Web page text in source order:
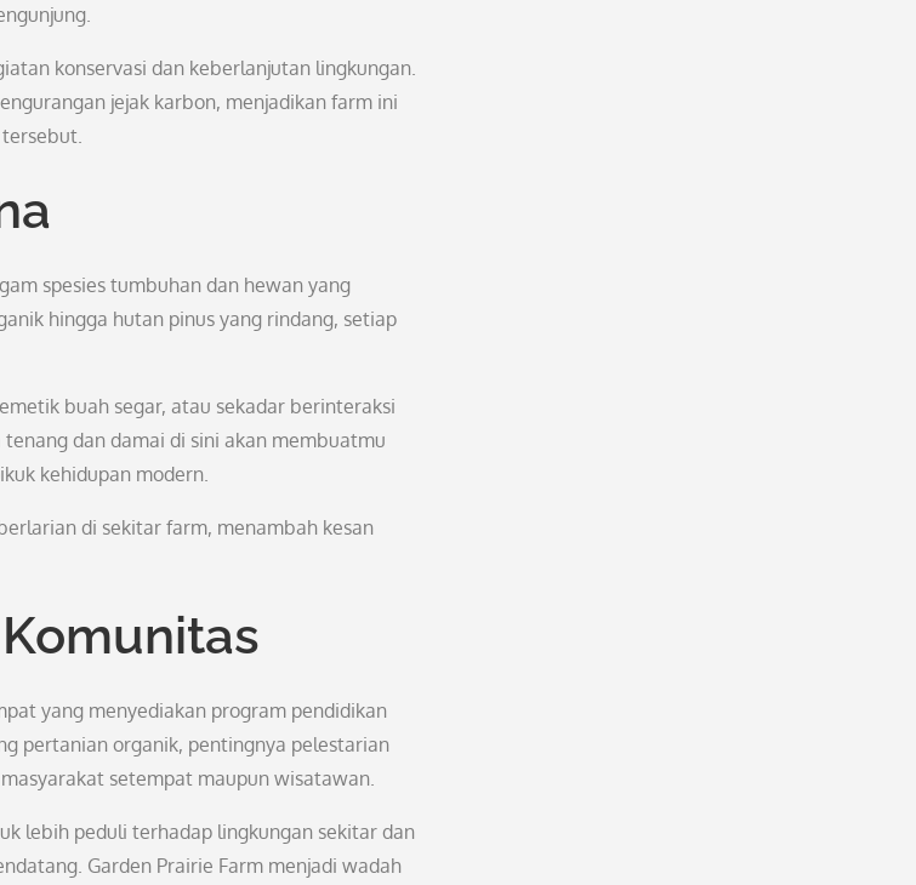
konservasi dan keberlanjutan lingkungan.
jejak karbon, menjadikan farm ini
spesies tumbuhan dan hewan yang
hingga hutan pinus yang rindang, setiap
buah segar, atau sekadar berinteraksi
dan damai di sini akan membuatmu
kehidupan modern.
di sekitar farm, menambah kesan
yang menyediakan program pendidikan
pertanian organik, pentingnya pelestarian
setempat maupun wisatawan.
lebih peduli terhadap lingkungan sekitar dan
Garden Prairie Farm menjadi wadah